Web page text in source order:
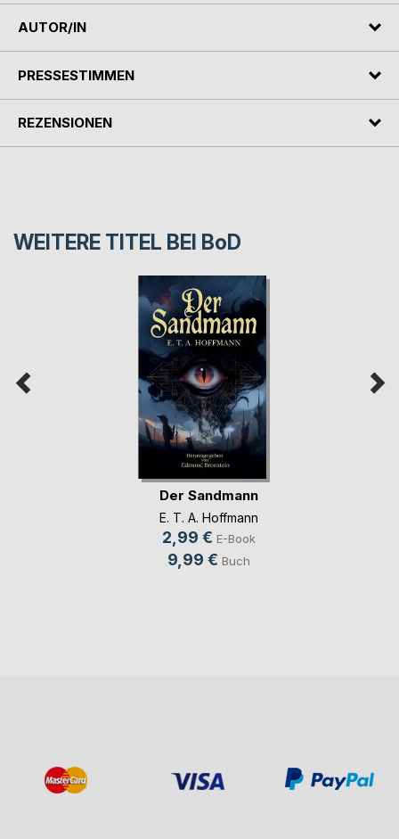
AUTOR/IN
PRESSESTIMMEN
REZENSIONEN
WEITERE TITEL BEI BoD
Der Sandmann
E. T. A. Hoffmann
2,99 € E-Book
9,99 € Buch